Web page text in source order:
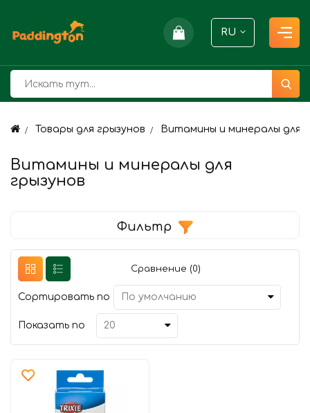
RU
Товары для грызунов Витамины и минералы для
Витамины и минералы для
грызунов
Фильтр
Сравнение (0)
Сортировать по
Показать по